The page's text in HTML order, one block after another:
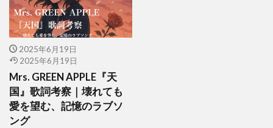
2025年6月19日
2025年6月19日
Mrs. GREEN APPLE『天
国』歌詞考察｜壊れても
愛を望む、記憶のラブソ
ング